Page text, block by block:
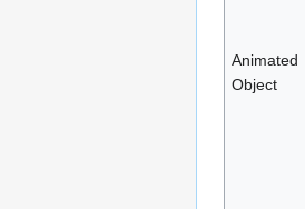
Animated
Object